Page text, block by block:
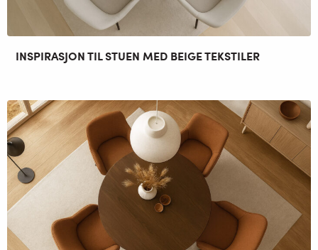
INSPIRASJON TIL STUEN MED BEIGE TEKSTILER